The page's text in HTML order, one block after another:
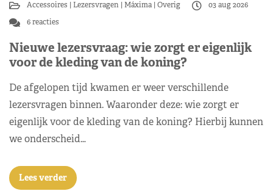
Accessoires Lezersvragen Máxima Overig
03 aug 2026
6 reacties
Nieuwe lezersvraag: wie zorgt er eigenlijk
voor de kleding van de koning?
De afgelopen tijd kwamen er weer verschillende
lezersvragen binnen. Waaronder deze: wie zorgt er
eigenlijk voor de kleding van de koning? Hierbij kunnen
we onderscheid…
Lees verder